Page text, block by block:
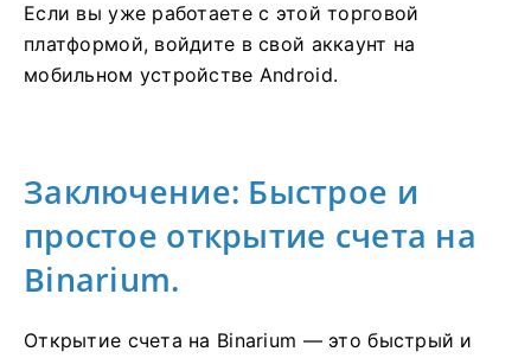
Если вы уже работаете с этой торговой
платформой, войдите в свой аккаунт на
мобильном устройстве Android.
Заключение: Быстрое и
простое открытие счета на
Binarium.
Открытие счета на Binarium — это быстрый и